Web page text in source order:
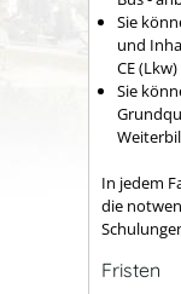
Sie
und
CE
Sie
In jedem
die
Fristen